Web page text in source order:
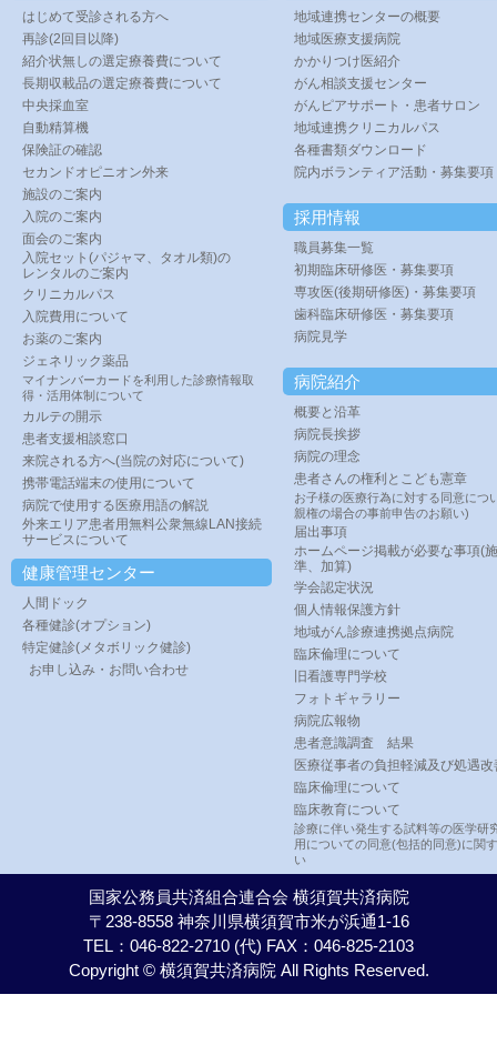
はじめて受診される方へ
再診(2回目以降)
紹介状無しの選定療養費について
長期収載品の選定療養費について
中央採血室
自動精算機
保険証の確認
セカンドオピニオン外来
施設のご案内
入院のご案内
面会のご案内
入院セット(パジャマ、タオル類)の
レンタルのご案内
クリニカルパス
入院費用について
お薬のご案内
ジェネリック薬品
マイナンバーカードを利用した診療情報取
得・活用体制について
カルテの開示
患者支援相談窓口
来院される方へ(当院の対応について)
携帯電話端末の使用について
病院で使用する医療用語の解説
外来エリア患者用無料公衆無線LAN接続
サービスについて
健康管理センター
人間ドック
各種健診(オプション)
特定健診(メタボリック健診)
お申し込み・お問い合わせ
地域連携センターの概要
地域医療支援病院
かかりつけ医紹介
がん相談支援センター
がんピアサポート・患者サロン
地域連携クリニカルパス
各種書類ダウンロード
院内ボランティア活動・募集要項
採用情報
職員募集一覧
初期臨床研修医・募集要項
専攻医(後期研修医)・募集要項
歯科臨床研修医・募集要項
病院見学
病院紹介
概要と沿革
病院長挨拶
病院の理念
患者さんの権利とこども憲章
お子様の医療行為に対する同意につ
親権の場合の事前申告のお願い)
届出事項
ホームページ掲載が必要な事項(
準、加算)
学会認定状況
個人情報保護方針
地域がん診療連携拠点病院
臨床倫理について
旧看護専門学校
フォトギャラリー
病院広報物
患者意識調査 結果
医療従事者の負担軽減及び処遇改
臨床倫理について
臨床教育について
診療に伴い発生する試料等の医学研
用についての同意(包括的同意)に関
い
国家公務員共済組合連合会 横須賀共済病院
〒238-8558 神奈川県横須賀市米が浜通1-16
TEL：046-822-2710 (代) FAX：046-825-2103
Copyright © 横須賀共済病院 All Rights Reserved.